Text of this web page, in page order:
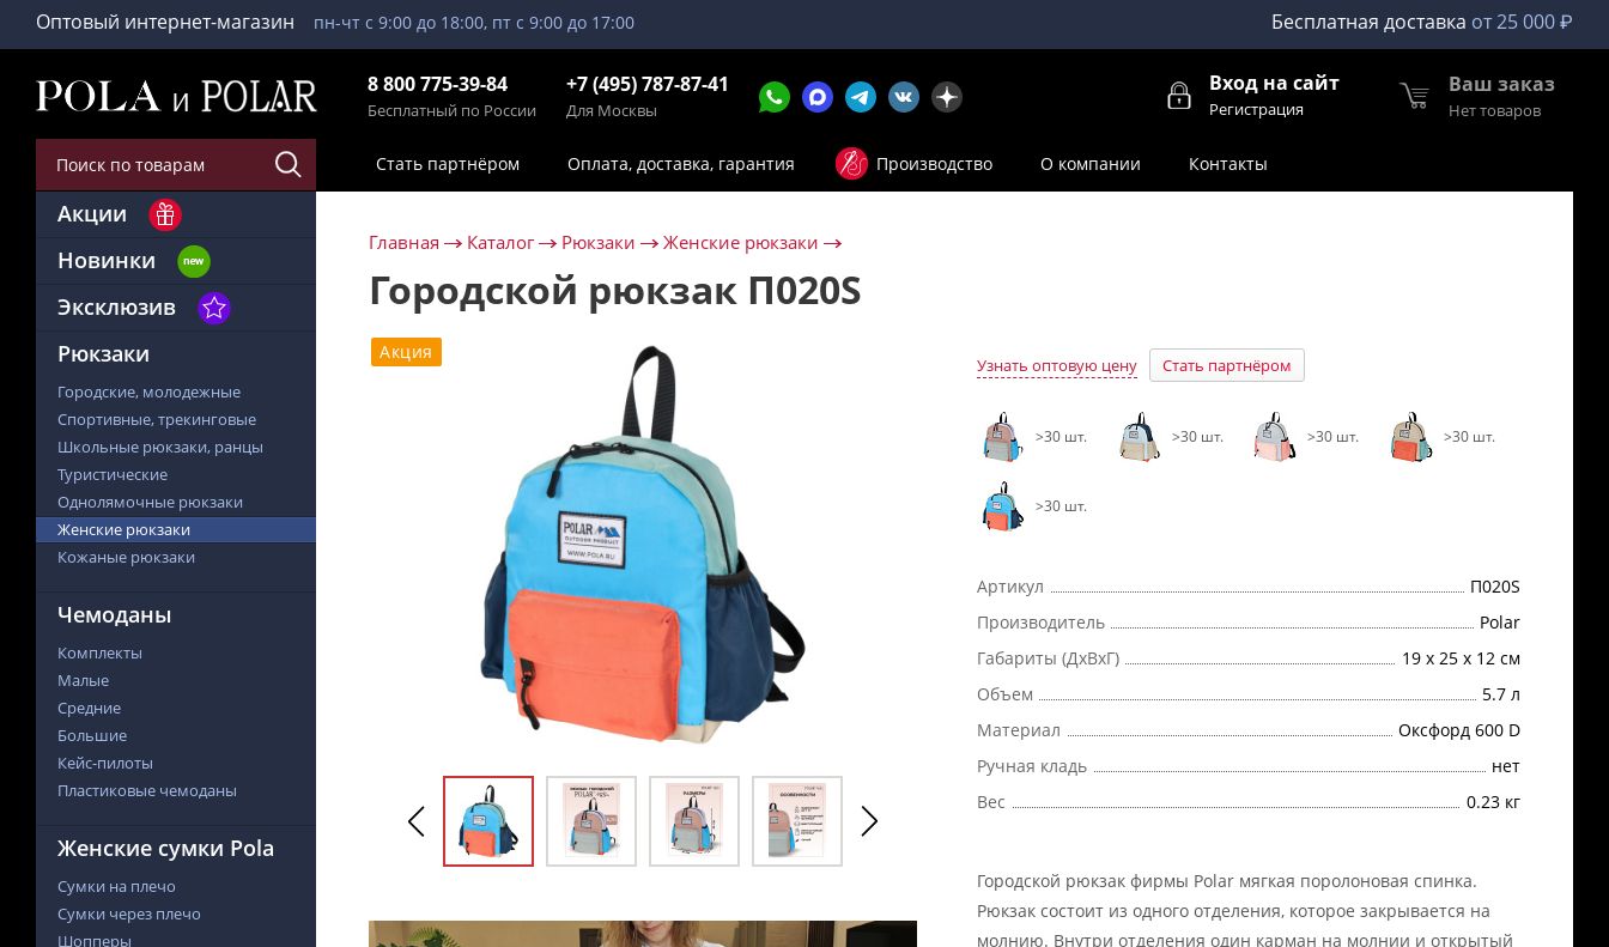
Оптовый интернет-магазин пн-чт с 9:00 до 18:00, пт с 9:00 до 17:00 Бесплатная доставка от 25 000 ₽
8 800 775-39-84
Бесплатный по России
+7 (495) 787-87-41
Для Москвы
Вход на сайт
Регистрация
Ваш заказ
Нет товаров
Стать партнёром Оплата, доставка, гарантия Производство О компании Контакты
Акции
Новинки
Эксклюзив
Рюкзаки
Городские, молодежные
Спортивные, трекинговые
Школьные рюкзаки, ранцы
Туристические
Однолямочные рюкзаки
Женские рюкзаки
Кожаные рюкзаки
Чемоданы
Комплекты
Малые
Средние
Большие
Кейс-пилоты
Пластиковые чемоданы
Женские сумки Pola
Сумки на плечо
Сумки через плечо
Шопперы
Главная Каталог Рюкзаки Женские рюкзаки
Городской рюкзак П020S
Акция
Узнать оптовую цену Стать партнёром
>30 шт. >30 шт. >30 шт. >30 шт.
>30 шт.
Артикул
П020S
Производитель
Polar
Габариты (ДхВхГ)
19 х 25 х 12 см
Объем
5.7 л
Материал
Оксфорд 600 D
Ручная кладь
нет
Вес
0.23 кг
Городской рюкзак фирмы Polar мягкая поролоновая спинка.
Рюкзак состоит из одного отделения, которое закрывается на
молнию. Внутри отделения один карман на молнии и открытый